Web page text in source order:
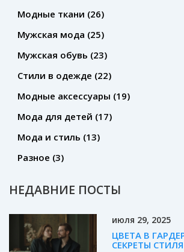
Модные ткани (26)
Мужская мода (25)
Мужская обувь (23)
Стили в одежде (22)
Модные аксессуары (19)
Мода для детей (17)
Мода и стиль (13)
Разное (3)
НЕДАВНИЕ ПОСТЫ
июля 29, 2025
ЦВЕТА В
СЕКРЕТЫ